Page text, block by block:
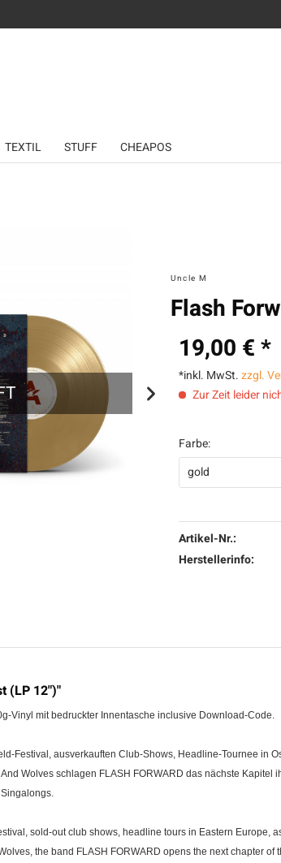
TEXTIL STUFF CHEAPOS
Uncle M
Flash
19,00 € *
*inkl. MwSt.zzgl.
Zur Zeit leider
Farbe:
Artikel-Nr.:
Herstellerinfo:
(LP 12")"
Vinyl mit bedruckter Innentasche inclusive Download-Code.
Festival, ausverkauften Club-Shows, Headline-Tournee in
Wolves schlagen FLASH FORWARD das nächste
sold-out club shows, headline tours in Eastern Europe,
the band FLASH FORWARD opens the next chapter